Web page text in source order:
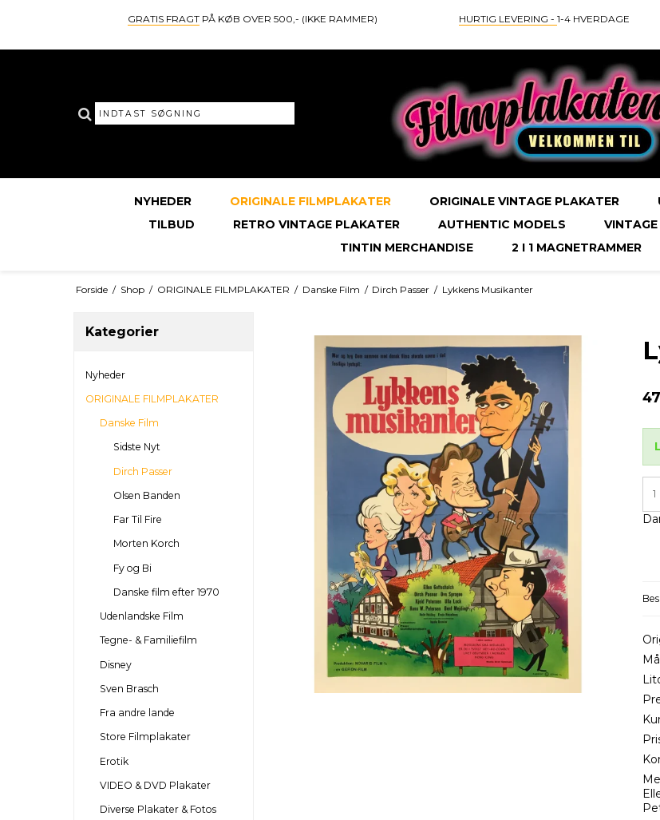
GRATIS FRAGTPÅ KØB OVER 500,- (IKKE RAMMER) HURTIG LEVERING - 1-4 HVERDAGE
NYHEDER ORIGINALE FILMPLAKATER ORIGINALE VINTAGE PLAKATER
TILBUD
RETRO VINTAGE PLAKATER AUTHENTIC MODELS
TINTIN MERCHANDISE
2 I 1 MAGNETRAMMER
Forside / Shop / ORIGINALE FILMPLAKATER / Danske Film / Dirch Passer / Lykkens Musikanter
Kategorier
Nyheder
ORIGINALE FILMPLAKATER
Danske Film
Sidste Nyt
Dirch Passer
Olsen Banden
Far Til Fire
Morten Korch
Fy og Bi
Danske film efter 1970
Udenlandske Film
Tegne- & Familiefilm
Disney
Sven Brasch
Fra andre lande
Store Filmplakater
Erotik
VIDEO & DVD Plakater
Diverse Plakater & Fotos